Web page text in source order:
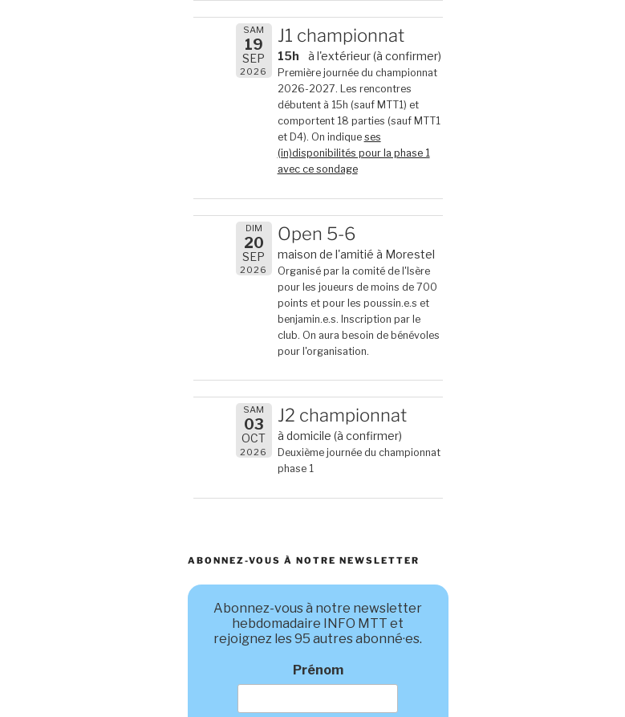
SAM
19
SEP
2026
J1 championnat
15h à l'extérieur (à confirmer)
Première journée du championnat
2026-2027. Les rencontres
débutent à 15h (sauf MTT1) et
comportent 18 parties (sauf MTT1
et D4). On indique ses
(in)disponibilités pour la phase 1
avec ce sondage
DIM
20
SEP
2026
Open 5-6
maison de l'amitié à Morestel
Organisé par la comité de l'Isère
pour les joueurs de moins de 700
points et pour les poussin.e.s et
benjamin.e.s. Inscription par le
club. On aura besoin de bénévoles
pour l'organisation.
SAM
03
OCT
2026
J2 championnat
à domicile (à confirmer)
Deuxième journée du championnat
phase 1
ABONNEZ-VOUS À NOTRE NEWSLETTER
Abonnez-vous à notre newsletter
hebdomadaire INFO MTT et
rejoignez les 95 autres abonné·es.
Prénom